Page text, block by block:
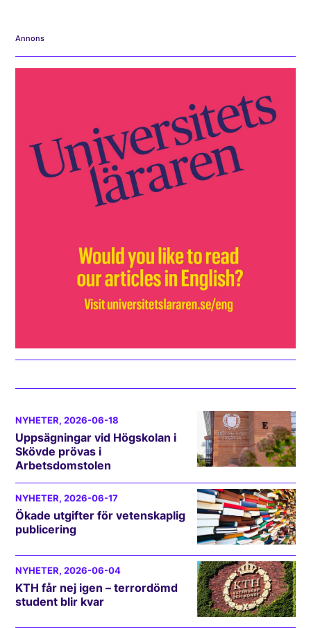
Annons
NYHETER, 2026-06-18
Uppsägningar vid Högskolan i
Skövde prövas i
Arbetsdomstolen
NYHETER, 2026-06-17
Ökade utgifter för vetenskaplig
publicering
NYHETER, 2026-06-04
KTH får nej igen – terrordömd
student blir kvar